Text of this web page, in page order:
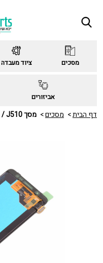
מסכים ציוד מעבדה
אביזורים
דף הבית מסכים מסך GALAXY J5 2016 / J510 מקורי חדש לבן